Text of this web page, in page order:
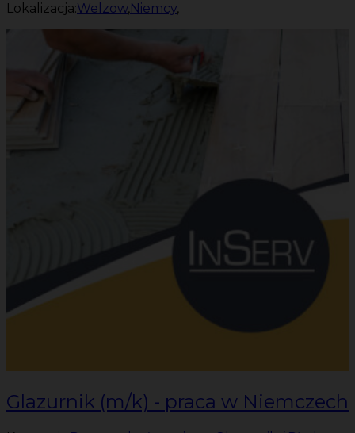
Lokalizacja:Welzow,Niemcy,
Glazurnik (m/k) - praca w Niemczech